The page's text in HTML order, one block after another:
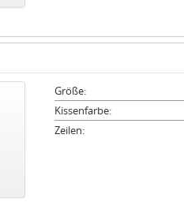
Größe:
Kissenfarbe:
Zeilen: